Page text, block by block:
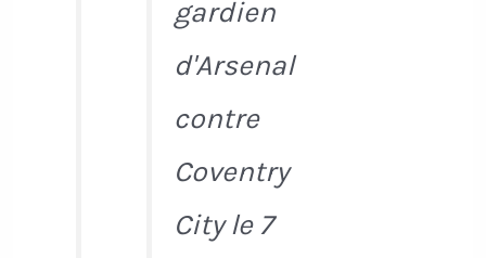
gardien
d'Arsenal
contre
Coventry
City le 7